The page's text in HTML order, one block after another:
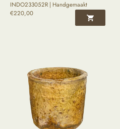
INDO233052R | Handgemaakt
€220,00